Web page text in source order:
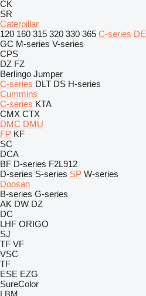
CK
SR
Caterpillar
120 160 315 320 330 365 C-series DE
GC M-series V-series
CPS
DZ FZ
Berlingo Jumper
C-series DLT DS H-series
Cummins
C-series KTA
CMX CTX
DMC DMU
FP KF
SC
DCA
BF D-series F2L912
D-series S-series SP W-series
Doosan
B-series G-series
AK DW DZ
DC
LHF ORIGO
SJ
TF VF
VSC
TF
ESE EZG
SureColor
LBM